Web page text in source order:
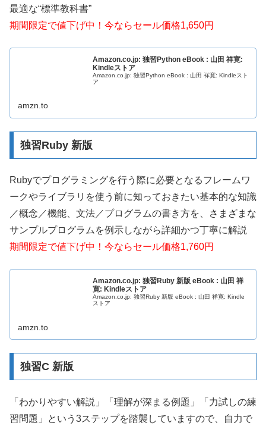
最適な“標準教科書”
期間限定で値下げ中！今ならセール価格1,650円
Amazon.co.jp: 独習Python eBook : 山田 祥寛:
Kindleストア
Amazon.co.jp: 独習Python eBook : 山田 祥寛: Kindleスト
ア
amzn.to
独習Ruby 新版
Rubyでプログラミングを行う際に必要となるフレームワ
ークやライブラリを使う前に知っておきたい基本的な知識
／概念／機能、文法／プログラムの書き方を、さまざまな
サンプルプログラムを例示しながら詳細かつ丁寧に解説
期間限定で値下げ中！今ならセール価格1,760円
Amazon.co.jp: 独習Ruby 新版 eBook : 山田 祥
寛: Kindleストア
Amazon.co.jp: 独習Ruby 新版 eBook : 山田 祥寛: Kindle
ストア
amzn.to
独習C 新版
「わかりやすい解説」「理解が深まる例題」「力試しの練
習問題」という3ステップを踏襲していますので、自力で